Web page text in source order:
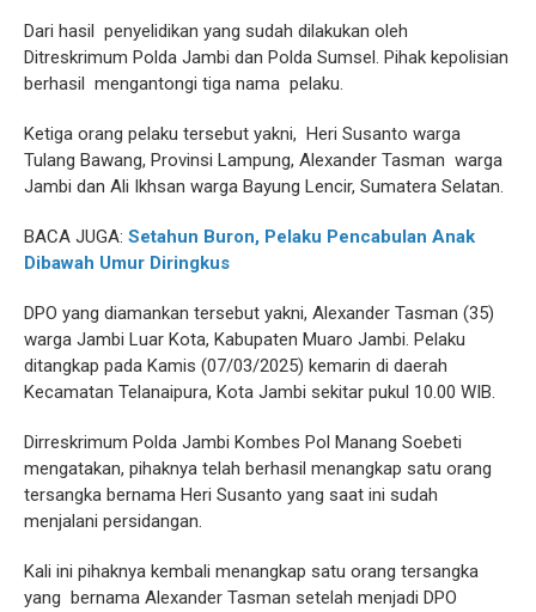
Dari hasil penyelidikan yang sudah dilakukan oleh
Ditreskrimum Polda Jambi dan Polda Sumsel. Pihak kepolisian
berhasil mengantongi tiga nama pelaku.
Ketiga orang pelaku tersebut yakni, Heri Susanto warga
Tulang Bawang, Provinsi Lampung, Alexander Tasman warga
Jambi dan Ali Ikhsan warga Bayung Lencir, Sumatera Selatan.
BACA JUGA: Setahun Buron, Pelaku Pencabulan Anak
Dibawah Umur Diringkus
DPO yang diamankan tersebut yakni, Alexander Tasman (35)
warga Jambi Luar Kota, Kabupaten Muaro Jambi. Pelaku
ditangkap pada Kamis (07/03/2025) kemarin di daerah
Kecamatan Telanaipura, Kota Jambi sekitar pukul 10.00 WIB.
Dirreskrimum Polda Jambi Kombes Pol Manang Soebeti
mengatakan, pihaknya telah berhasil menangkap satu orang
tersangka bernama Heri Susanto yang saat ini sudah
menjalani persidangan.
Kali ini pihaknya kembali menangkap satu orang tersangka
yang bernama Alexander Tasman setelah menjadi DPO